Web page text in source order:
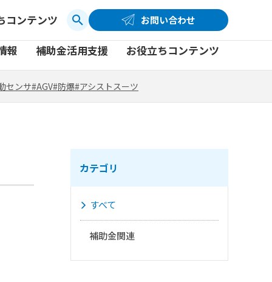
お問い合わせ
製品一覧
コンテンツ
社員ブログ
センサ#AGV#防爆#アシストスーツ
コーポレートサイト お問い合わせ
報
製品一覧
動画
補助金活用支援 お役立ちコンテンツ
社員ブログ
センサ#AGV#防爆#アシストスーツ
カテゴリ
すべて
補助金関連